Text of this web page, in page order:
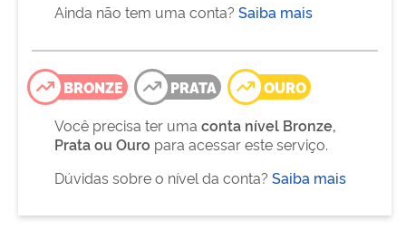
Ainda não tem uma conta? Saiba mais
BRONZE PRATA
OURO
Você precisa ter uma conta nível Bronze,
Prata ou Ouro para acessar este serviço.
Dúvidas sobre o nível da conta? Saiba mais